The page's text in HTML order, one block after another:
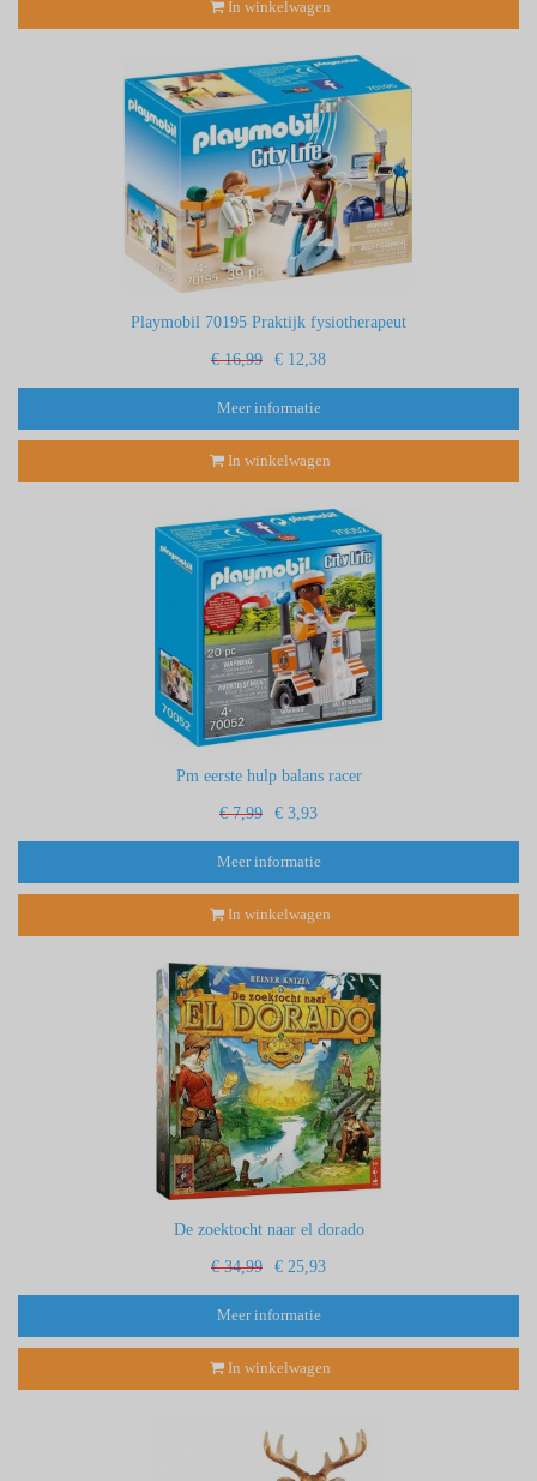
In winkelwagen
Playmobil 70195 Praktijk fysiotherapeut
€ 16,99 € 12,38
Meer informatie
In winkelwagen
Pm eerste hulp balans racer
€ 7,99 € 3,93
Meer informatie
In winkelwagen
De zoektocht naar el dorado
€ 34,99 € 25,93
Meer informatie
In winkelwagen